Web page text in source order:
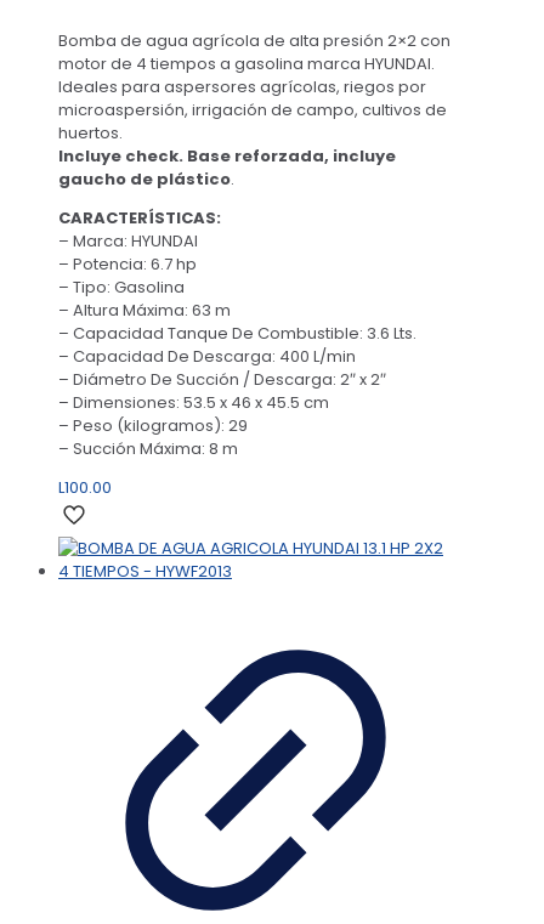
Bomba de agua agrícola de alta presión 2×2 con
motor de 4 tiempos a gasolina marca HYUNDAI.
Ideales para aspersores agrícolas, riegos por
microaspersión, irrigación de campo, cultivos de
huertos.
Incluye check. Base reforzada, incluye
gaucho de plástico.
CARACTERÍSTICAS:
– Marca: HYUNDAI
– Potencia: 6.7 hp
– Tipo: Gasolina
– Altura Máxima: 63 m
– Capacidad Tanque De Combustible: 3.6 Lts.
– Capacidad De Descarga: 400 L/min
– Diámetro De Succión / Descarga: 2″ x 2″
– Dimensiones: 53.5 x 46 x 45.5 cm
– Peso (kilogramos): 29
– Succión Máxima: 8 m
L100.00